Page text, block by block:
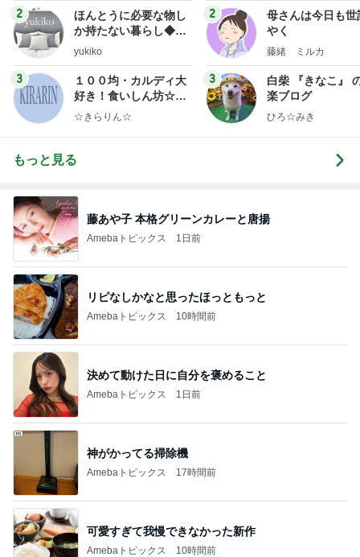
2
ほんとうに必要な物し
か持たない暮らし◆Ke
ep Life Simple◆〜イ
yukiko
3
１００均・カルディ大
好き！食いしん坊☆き
らりん☆のブログ
☆きらりん☆
2
母さんは今日も世
やく
藤緒 ミルカ
3
白柴 『きなこ』
楽ブログ
ひろ☆みき
もっと見る
藤あや子 本格グリーンカレーと唐揚
Amebaトピックス 1日前
リピなしかなと思ったほっともっと
Amebaトピックス 10時間前
決めて動けた日に自分を褒めること
Amebaトピックス 1日前
神がかってる掃除機
Amebaトピックス 17時間前
可愛すぎて我慢できなかった新作
Amebaトピックス 10時間前